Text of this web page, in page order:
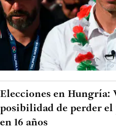
Elecciones en
posibilidad de perder el
en 16 años